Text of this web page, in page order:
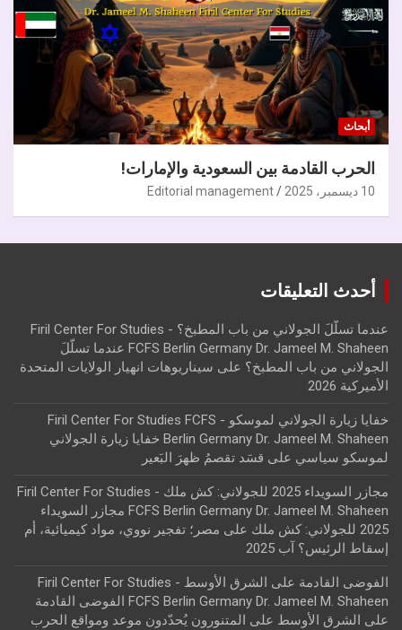
أبحاث
الحرب القادمة بين السعودية والإمارات!
10 ديسمبر، 2025 Editorial management
أحدث التعليقات
عندما تسلّلَ الجولاني من باب المطبخ؟ - Firil Center For Studies
FCFS Berlin Germany Dr. Jameel M. Shaheen عندما تسلّلَ
الجولاني من باب المطبخ؟ على سيناريوهات انهيار الولايات المتحدة
الأميركية 2026
خفايا زيارة الجولاني لموسكو - Firil Center For Studies FCFS
Berlin Germany Dr. Jameel M. Shaheen خفايا زيارة الجولاني
لموسكو سياسي على قسَد تقصمُ ظهرَ البَعير
مجازر السويداء 2025 للجولاني: كش ملك - Firil Center For Studies
FCFS Berlin Germany Dr. Jameel M. Shaheen مجازر السويداء
2025 للجولاني: كش ملك
على مصر؛ تفجير نووي، مواد كيميائية، أم
إسقاط الرئيس؟ آب 2025
الفوضى القادمة على الشرق الأوسط - Firil Center For Studies
FCFS Berlin Germany Dr. Jameel M. Shaheen الفوضى القادمة
على الشرق الأوسط على
المتنورون يُحدّدون موعد ومواقع الحرب